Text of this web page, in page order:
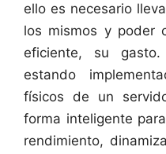
ello es necesario
los mismos y poder
eficiente, su
estando
físicos de un
forma inteligente
rendimiento,